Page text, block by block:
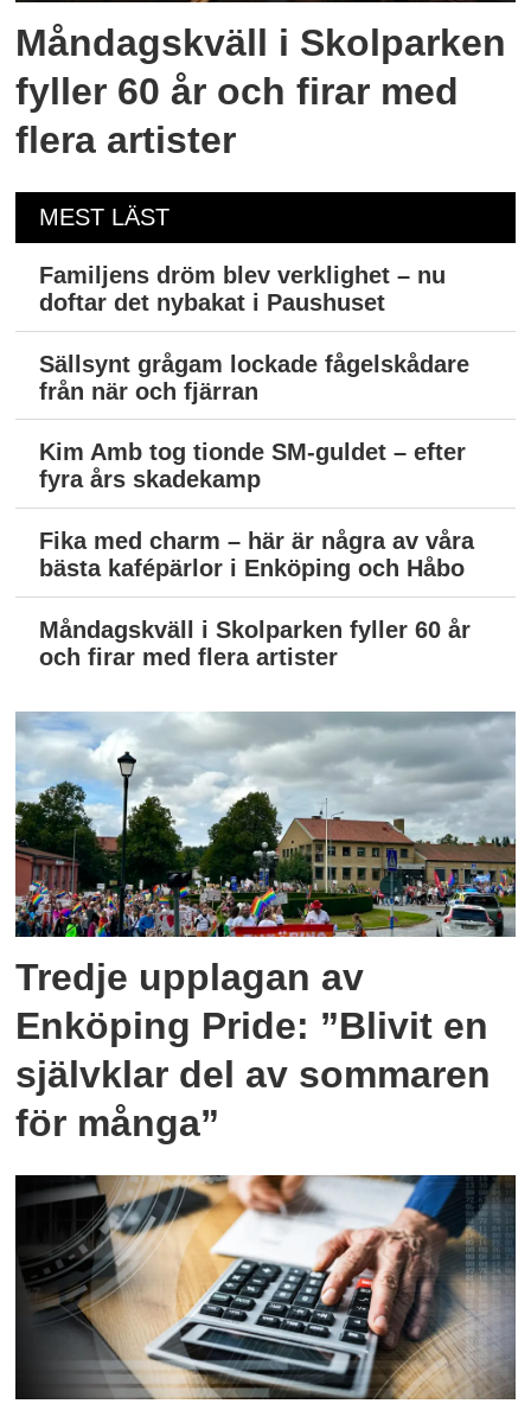
Måndagskväll i Skolparken
fyller 60 år och firar med
flera artister
MEST LÄST
Familjens dröm blev verklighet – nu
doftar det nybakat i Paushuset
Sällsynt grågam lockade fågelskådare
från när och fjärran
Kim Amb tog tionde SM-guldet – efter
fyra års skadekamp
Fika med charm – här är några av våra
bästa kafépärlor i Enköping och Håbo
Måndagskväll i Skolparken fyller 60 år
och firar med flera artister
Tredje upplagan av
Enköping Pride: ”Blivit en
självklar del av sommaren
för många”